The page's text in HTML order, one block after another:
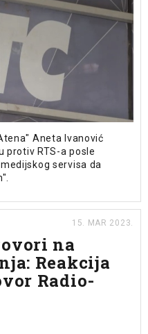
Aneta Ivanović
protiv RTS-a posle
servisa da
15. MAR 2023.
na
Reakcija
Radio-